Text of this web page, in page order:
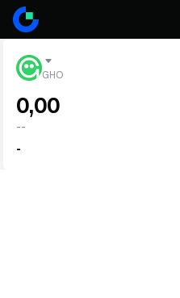
GHO
0,00
--
-